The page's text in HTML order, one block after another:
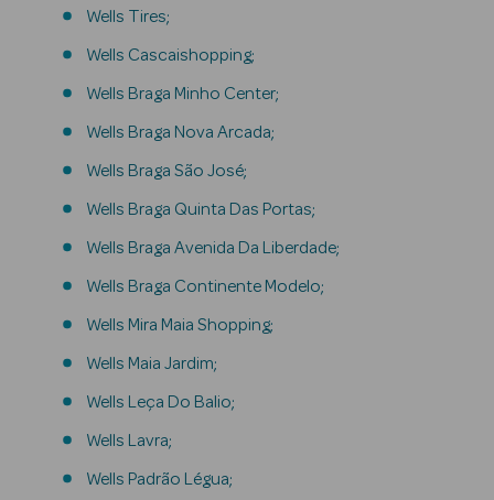
Mãos
Pés
Corporais
Acessórios
Ver Tudo
Rosto Luxo
Wells Tires;
Wells Cascaishopping;
Wells Braga Minho Center;
Wells Braga Nova Arcada;
Wells Braga São José;
Wells Braga Quinta Das Portas;
Wells Braga Avenida Da Liberdade;
Wells Braga Continente Modelo;
Wells Mira Maia Shopping;
Wells Maia Jardim;
Wells Leça Do Balio;
Wells Lavra;
Wells Padrão Légua;